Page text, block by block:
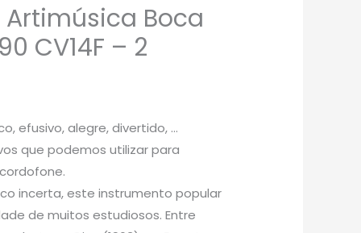
Boca
CV14F – 2
efusivo, alegre, divertido, …
que podemos utilizar para
incerta, este instrumento popular
de muitos estudiosos. Entre